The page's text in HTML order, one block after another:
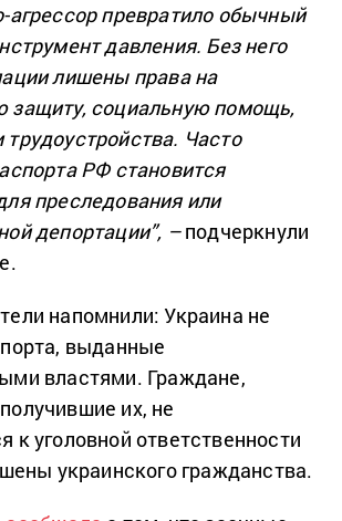
агрессор превратило обычный
давления. Без него
лишены права на
защиту, социальную помощь,
Часто
РФ становится
преследования или
депортации”, –подчеркнули
напомнили: Украина не
выданные
властями. Граждане,
их, не
к уголовной ответственности
украинского гражданства.